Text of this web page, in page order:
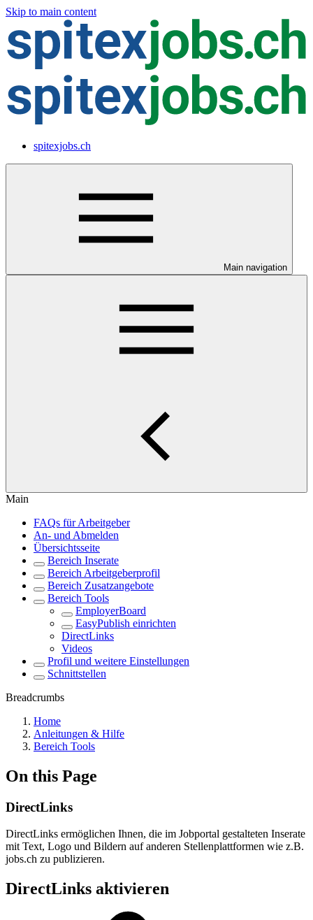
Skip to main content
spitexjobs.ch
Main navigation
Main
FAQs für Arbeitgeber
An- und Abmelden
Übersichtsseite
Bereich Inserate
Bereich Arbeitgeberprofil
Bereich Zusatzangebote
Bereich Tools
EmployerBoard
EasyPublish einrichten
DirectLinks
Videos
Profil und weitere Einstellungen
Schnittstellen
Breadcrumbs
Home
Anleitungen & Hilfe
Bereich Tools
On this Page
DirectLinks
DirectLinks ermöglichen Ihnen, die im Jobportal gestalteten Inserate
mit Text, Logo und Bildern auf anderen Stellenplattformen wie z.B.
jobs.ch zu publizieren.
DirectLinks aktivieren